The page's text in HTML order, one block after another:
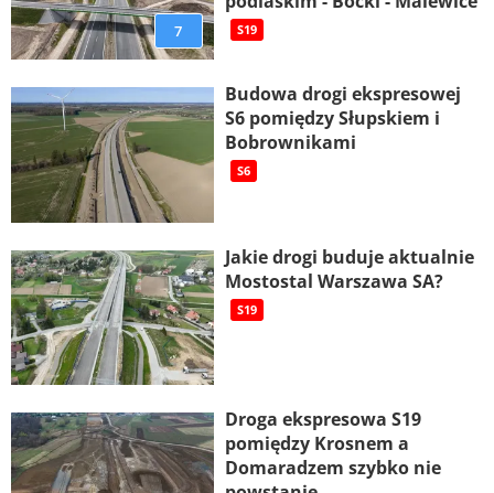
7 S19
Budowa drogi ekspresowej
S6 pomiędzy Słupskiem i
Bobrownikami
S6
Jakie drogi buduje aktualnie
Mostostal Warszawa SA?
S19
Droga ekspresowa S19
pomiędzy Krosnem a
Domaradzem szybko nie